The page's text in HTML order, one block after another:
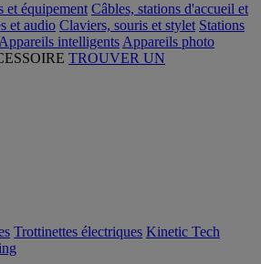
et équipement Câbles, stations d'accueil et
et audio Claviers, souris et stylet Stations
Appareils intelligents Appareils photo
TROUVER UN
Trottinettes électriques Kinetic Tech